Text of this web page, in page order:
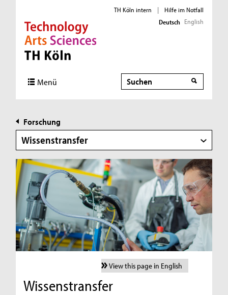
Direkt zur Hauptnavigation
Direkt zur Subnavigation
Direkt zum Inhalt
Direkt zum Fußbereich
TH Köln intern |
Hilfe im Notfall
Deutsch English
Menü Suche
Forschung
Wissenstransfer
View this page in English
Wissenstransfer